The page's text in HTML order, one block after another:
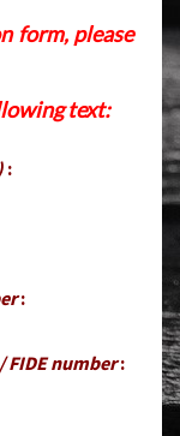
form, please
text:
:
:
FIDE number: